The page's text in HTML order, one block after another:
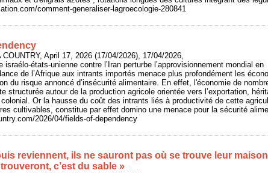
comment-generaliser-lagroecologie-280841
April 17, 2026 (17/04/2026), 17/04/2026,
israélo-états-unienne contre l’Iran perturbe l’approvisionnement mondial en
de l’Afrique aux intrants importés menace plus profondément les
du risque annoncé d’insécurité alimentaire. En effet, l'économie de
structurée autour de la production agricole orientée vers l’exportation,
Or la hausse du coût des intrants liés à productivité de cette
cultivables, constitue par effet domino une menace pour la sécurité
2026/04/fields-of-dependency
reviennent, ils ne sauront pas où se trouve leur
c’est du sable »